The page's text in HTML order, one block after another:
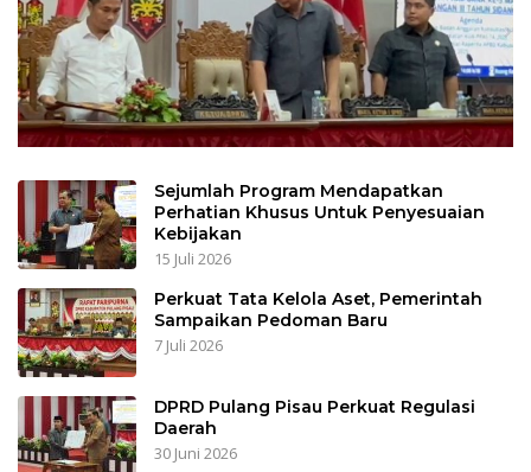
Sejumlah Program Mendapatkan
Perhatian Khusus Untuk Penyesuaian
Kebijakan
15 Juli 2026
Perkuat Tata Kelola Aset, Pemerintah
Sampaikan Pedoman Baru
7 Juli 2026
DPRD Pulang Pisau Perkuat Regulasi
Daerah
30 Juni 2026